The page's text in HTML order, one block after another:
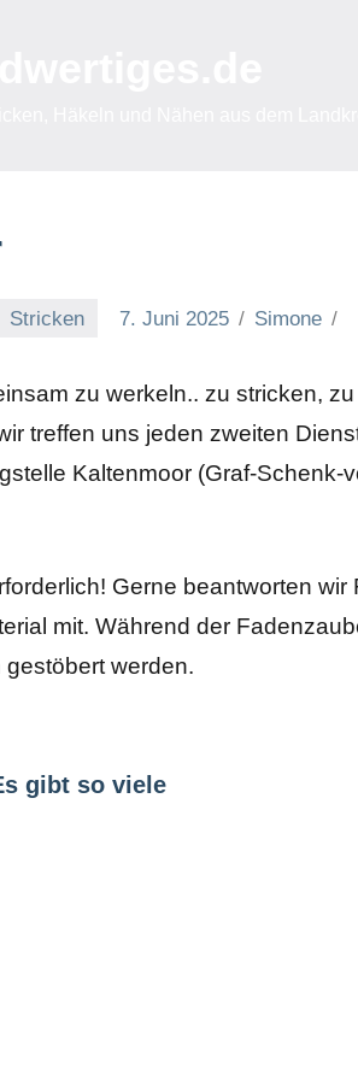
Stricken 7. Juni 2025 Simone
zu werkeln.. zu stricken,
treffen uns jeden zweiten
Kaltenmoor (Graf-Schenk-
Gerne beantworten
mit. Während der
werden.
gibt so viele